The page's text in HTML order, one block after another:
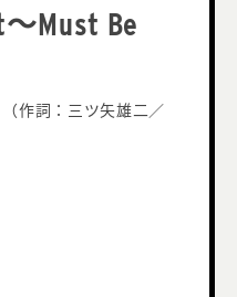
Must Be
（作詞：三ツ矢雄二／